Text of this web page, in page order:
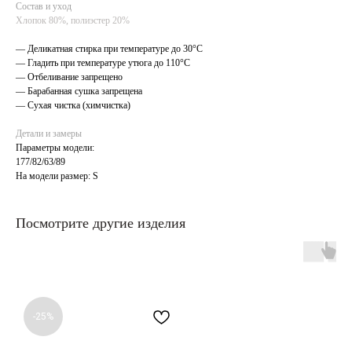
Состав и уход
Хлопок 80%, полиэстер 20%
— Деликатная стирка при температуре до 30°C
— Гладить при температуре утюга до 110°C
— Отбеливание запрещено
— Барабанная сушка запрещена
— Сухая чистка (химчистка)
Детали и замеры
Параметры модели:
177/82/63/89
На модели размер: S
Посмотрите другие изделия
-25%